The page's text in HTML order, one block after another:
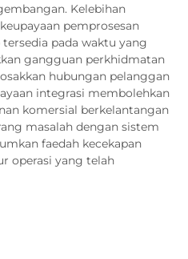
Kelebihan
pemprosesan
pada waktu yang
gangguan perkhidmatan
hubungan pelanggan
integrasi membolehkan
komersial berkelantangan
masalah dengan sistem
faedah kecekapan
operasi yang telah